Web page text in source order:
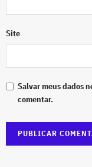
Site
Salvar meus dados
comentar.